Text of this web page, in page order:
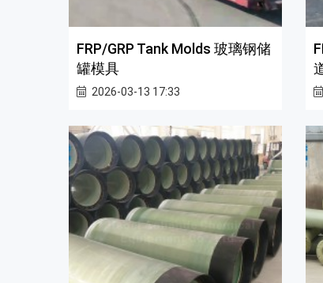
FRP/GRP Tank Molds 玻璃钢储
罐模具
2026-03-13 17:33